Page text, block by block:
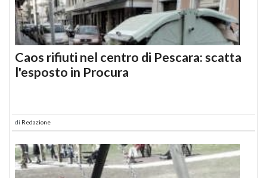
Caos rifiuti nel centro di Pescara: scatta
l'esposto in Procura
di Redazione